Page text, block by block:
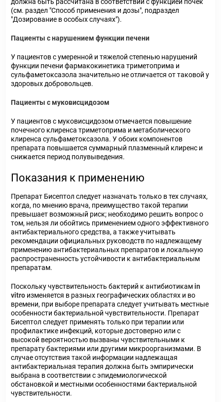
(см. раздел "Способ применения и дозы", подраздел
"Дозирование в особых случаях").
Пациенты с нарушением функции печени
У пациентов с умеренной и тяжелой степенью нарушений
функции печени фармакокинетика триметоприма и
сульфаметоксазола значительно не отличается от таковой у
здоровых добровольцев.
Пациенты с муковисцидозом
У пациентов с муковисцидозом отмечается повышение
почечного клиренса триметоприма и метаболического
клиренса сульфаметоксазола. У обоих компонентов
препарата повышается суммарный плазменный клиренс и
снижается период полувыведения.
Показания к применению
Препарат Бисептол следует назначать только в тех случаях,
когда, по мнению врача, преимущество такой терапии
превышает возможный риск; необходимо решить вопрос о
том, нельзя ли обойтись применением одного эффективного
антибактериального средства, а также учитывать
рекомендации официальных руководств по надлежащему
применению антибактериальных препаратов и локальную
распространенность устойчивости к антибактериальным
препаратам.
Поскольку чувствительность бактерий к антибиотикамin
vitro изменяется в разных географических областях и во
времени, при выборе препарата следует учитывать местные
особенности бактериальной чувствительности. Препарат
Бисептол следует применять только при терапии или
профилактике инфекций, которые достоверно или с
высокой вероятностью вызваны чувствительными к
препарату бактериями или другими микроорганизмами. В
случае отсутствия такой информации надлежащая
антибактериальная терапия должна быть эмпирически
выбрана в соответствии с эпидемиологической
обстановкой и местными особенностями бактериальной
чувствительности.